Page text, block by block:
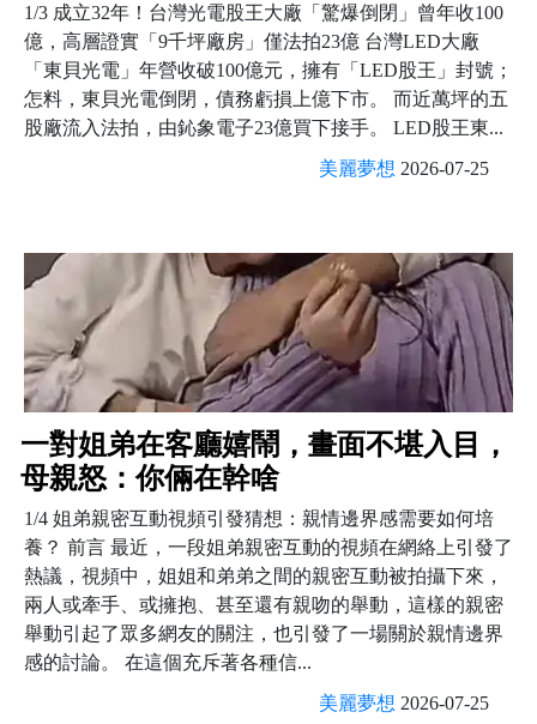
1/3 成立32年！台灣光電股王大廠「驚爆倒閉」曾年收100
億，高層證實「9千坪廠房」僅法拍23億 台灣LED大廠
「東貝光電」年營收破100億元，擁有「LED股王」封號；
怎料，東貝光電倒閉，債務虧損上億下市。 而近萬坪的五
股廠流入法拍，由鈊象電子23億買下接手。 LED股王東...
美麗夢想 2026-07-25
一對姐弟在客廳嬉鬧，畫面不堪入目，
母親怒：你倆在幹啥
1/4 姐弟親密互動視頻引發猜想：親情邊界感需要如何培
養？ 前言 最近，一段姐弟親密互動的視頻在網絡上引發了
熱議，視頻中，姐姐和弟弟之間的親密互動被拍攝下來，
兩人或牽手、或擁抱、甚至還有親吻的舉動，這樣的親密
舉動引起了眾多網友的關注，也引發了一場關於親情邊界
感的討論。 在這個充斥著各種信...
美麗夢想 2026-07-25